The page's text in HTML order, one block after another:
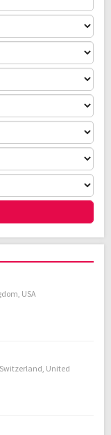
USA
Switzerland United